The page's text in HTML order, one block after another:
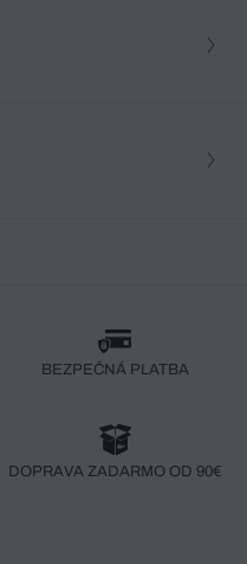
BEZPEČNÁ PLATBA
DOPRAVA ZADARMO OD 90€